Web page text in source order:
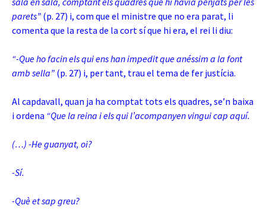
parets” (p. 27) i, com que el ministre que no era parat, li
comenta que la resta de la cort sí que hi era, el rei li diu:
“-Que ho facin els qui ens han impedit que anéssim a la font
amb sella” (p. 27) i, per tant, trau el tema de fer justícia.
Al capdavall, quan ja ha comptat tots els quadres, se’n baixa
i ordena “Que la reina i els qui l’acompanyen vingui cap aquí.
(…) -He guanyat, oi?
-Sí.
-Què et sap greu?